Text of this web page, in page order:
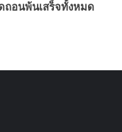
ถอนพ้นเสร็จทั้งหมด